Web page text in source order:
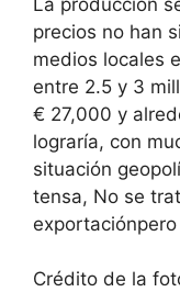
precios no han
medios locales
entre 2.5 y 3
€ 27,000 y
lograría, con
situación
tensa, No se
exportación
Crédito de la